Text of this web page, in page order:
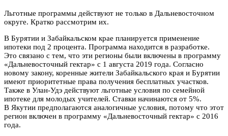
Льготные программы действуют не только в Дальневосточном
округе. Кратко рассмотрим их.
В Бурятии и Забайкальском крае планируется применение
ипотеки под 2 процента. Программа находится в разработке.
Это связано с тем, что эти регионы были включены в программу
«Дальневосточный гектар» с 1 августа 2019 года. Согласно
новому закону, коренные жители Забайкальского края и Бурятии
имеют приоритетные права получения бесплатных участков.
Также в Улан-Удэ действуют льготные условия по семейной
ипотеке для молодых учителей. Ставки начинаются от 5%.
В Якутии предполагаются аналогичные условия, потому что этот
регион включен в программу «Дальневосточный гектар» с 2016
года.